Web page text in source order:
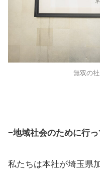
無双の
−地域社会のために行
私たちは本社が埼玉県